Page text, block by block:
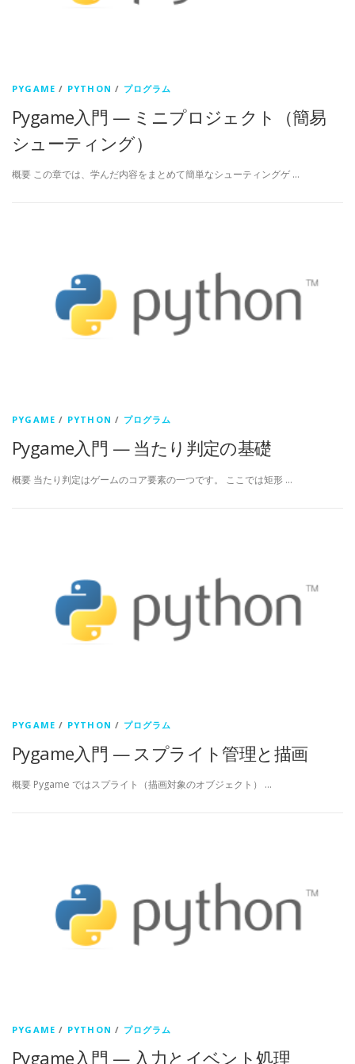
PYGAME / PYTHON / プログラム
Pygame入門 — ミニプロジェクト（簡易
シューティング）
概要 この章では、学んだ内容をまとめて簡単なシューティングゲ …
PYGAME / PYTHON / プログラム
Pygame入門 — 当たり判定の基礎
概要 当たり判定はゲームのコア要素の一つです。 ここでは矩形 …
PYGAME / PYTHON / プログラム
Pygame入門 — スプライト管理と描画
概要 Pygame ではスプライト（描画対象のオブジェクト） …
PYGAME / PYTHON / プログラム
Pygame入門 — 入力とイベント処理